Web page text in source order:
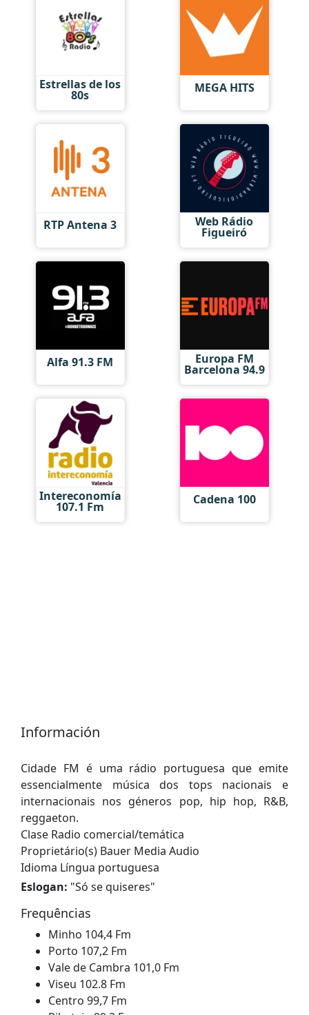
Estrellas de los
80s MEGA HITS
RTP Antena 3 Web Rádio
Figueiró
Alfa 91.3 FM Europa FM
Barcelona 94.9
Intereconomía
107.1 Fm Cadena 100
Información
Cidade FM é uma rádio portuguesa que emite
essencialmente música dos tops nacionais e
internacionais nos géneros pop, hip hop, R&B,
reggaeton.
Clase Radio comercial/temática
Proprietário(s) Bauer Media Audio
Idioma Língua portuguesa
Eslogan: "Só se quiseres"
Frequências
Minho 104,4 Fm
Porto 107,2 Fm
Vale de Cambra 101,0 Fm
Viseu 102.8 Fm
Centro 99,7 Fm